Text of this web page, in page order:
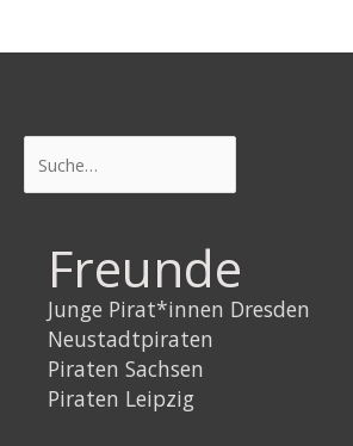
Freunde
Junge Pirat*innen Dresden
Neustadtpiraten
Piraten Sachsen
Piraten Leipzig